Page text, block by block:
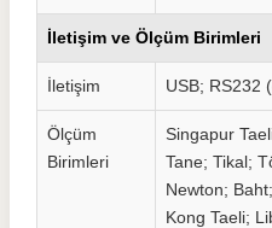
İletişim ve Ölçüm Birimleri
İletişim USB; RS232
Ölçüm
Birimleri
Singapur
Tane; Tikal;
Newton;
Kong Taeli;